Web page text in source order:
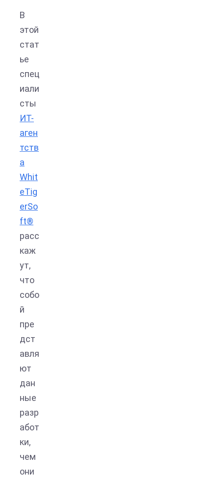
В
этой
стат
ье
спец
иали
сты
ИТ-
аген
тств
а
Whit
eTig
erSo
ft®
расс
каж
ут,
что
собо
й
пре
дст
авля
ют
дан
ные
разр
абот
ки,
чем
они